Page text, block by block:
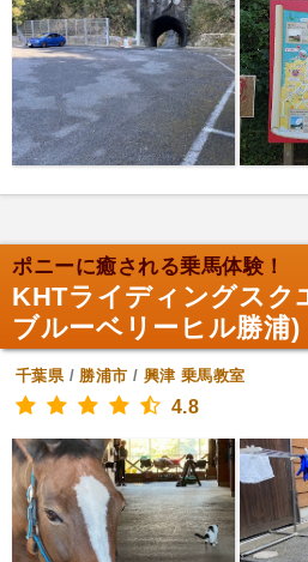
ポニーに癒される乗馬体験！
KHTライディングスク
ブルーベリーヒル勝浦)
千葉県/ 勝浦市 / 興津 乗馬教室
4.8